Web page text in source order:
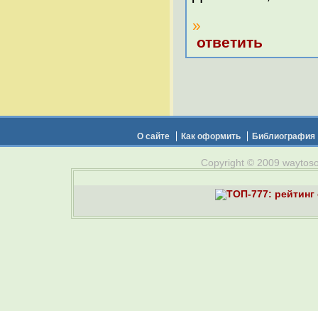
»
ответить
О сайте Как оформить Библиография
Copyright © 2009